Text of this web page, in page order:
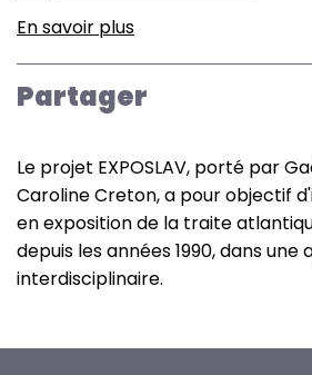
En savoir plus
L’exposition
l’esclavage
dans
les
musées
en
Partager
Le projet EXPOSLAV, porté par
Caroline Creton, a pour objectif
en exposition de la traite
depuis les années 1990, dans
interdisciplinaire.